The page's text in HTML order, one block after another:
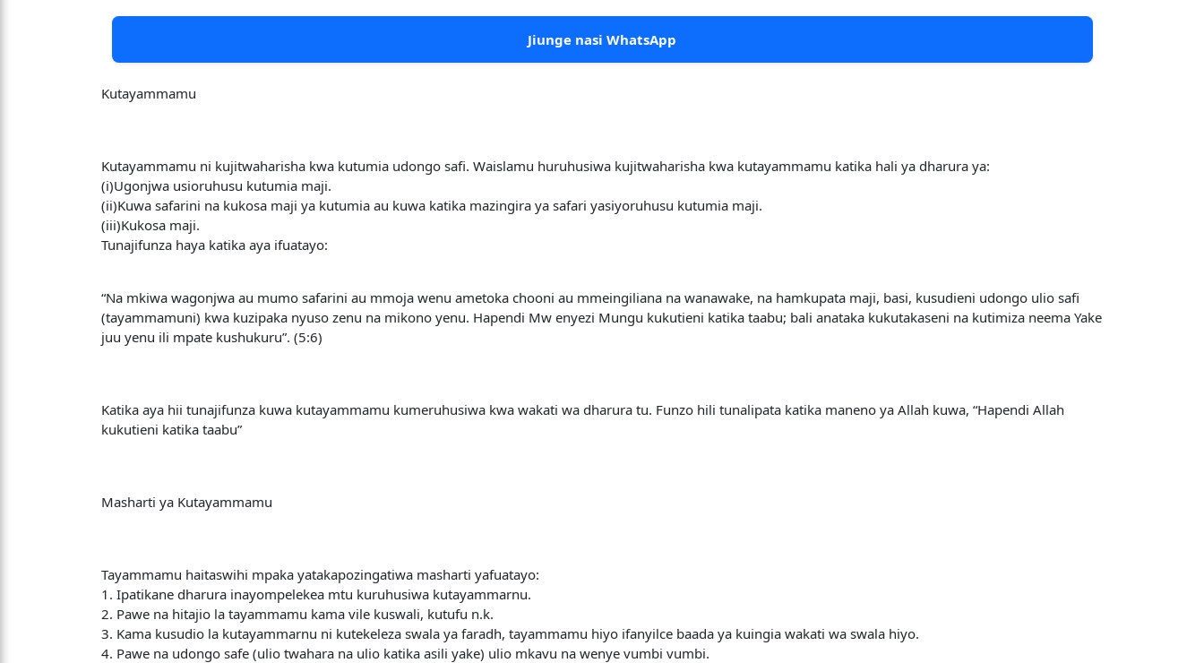
Jiunge nasi WhatsApp
Kutayammamu
Kutayammamu ni kujitwaharisha kwa kutumia udongo safi. Waislamu huruhusiwa kujitwaharisha kwa kutayammamu katika hali ya dharura ya:
(i)Ugonjwa usioruhusu kutumia maji.
(ii)Kuwa safarini na kukosa maji ya kutumia au kuwa katika mazingira ya safari yasiyoruhusu kutumia maji.
(iii)Kukosa maji.
Tunajifunza haya katika aya ifuatayo:
“Na mkiwa wagonjwa au mumo safarini au mmoja wenu ametoka chooni au mmeingiliana na wanawake, na hamkupata maji, basi, kusudieni udongo ulio safi
(tayammamuni) kwa kuzipaka nyuso zenu na mikono yenu. Hapendi Mw enyezi Mungu kukutieni katika taabu; bali anataka kukutakaseni na kutimiza neema Yake
juu yenu ili mpate kushukuru”. (5:6)
Katika aya hii tunajifunza kuwa kutayammamu kumeruhusiwa kwa wakati wa dharura tu. Funzo hili tunalipata katika maneno ya Allah kuwa, “Hapendi Allah
kukutieni katika taabu”
Masharti ya Kutayammamu
Tayammamu haitaswihi mpaka yatakapozingatiwa masharti yafuatayo:
1. Ipatikane dharura inayompelekea mtu kuruhusiwa kutayammarnu.
2. Pawe na hitajio la tayammamu kama vile kuswali, kutufu n.k.
3. Kama kusudio la kutayammarnu ni kutekeleza swala ya faradh, tayammamu hiyo ifanyilce baada ya kuingia wakati wa swala hiyo.
4. Pawe na udongo safe (ulio twahara na ulio katika asili yake) ulio mkavu na wenye vumbi vumbi.